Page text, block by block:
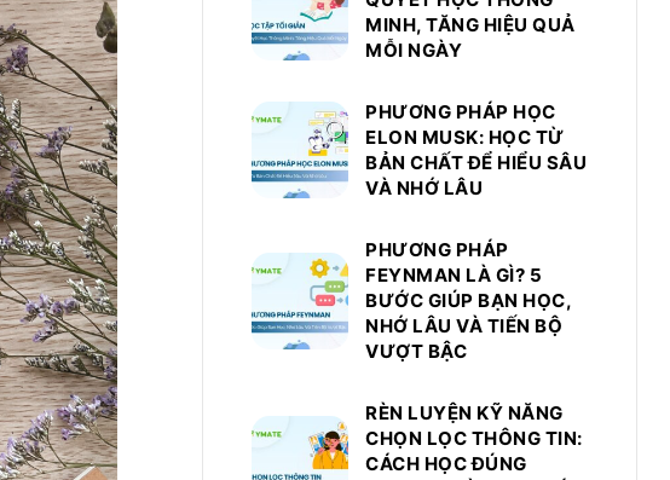
MINH, TĂNG HIỆU QUẢ
MỖI NGÀY
PHƯƠNG PHÁP HỌC
ELON MUSK: HỌC TỪ
BẢN CHẤT ĐỂ HIỂU SÂU
VÀ NHỚ LÂU
PHƯƠNG PHÁP
FEYNMAN LÀ GÌ? 5
BƯỚC GIÚP BẠN HỌC,
NHỚ LÂU VÀ TIẾN BỘ
VƯỢT BẬC
RÈN LUYỆN KỸ NĂNG
CHỌN LỌC THÔNG TIN:
CÁCH HỌC ĐÚNG